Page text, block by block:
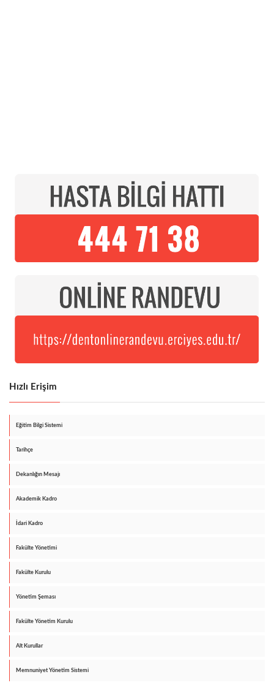
Hızlı Erişim
Eğitim Bilgi Sistemi
Tarihçe
Dekanlığın Mesajı
Akademik Kadro
İdari Kadro
Fakülte Yönetimi
Fakülte Kurulu
Yönetim Şeması
Fakülte Yönetim Kurulu
Alt Kurullar
Memnuniyet Yönetim Sistemi